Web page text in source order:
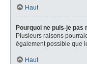
Haut
Pourquoi ne puis-je pas
Plusieurs raisons
également possible que
Haut